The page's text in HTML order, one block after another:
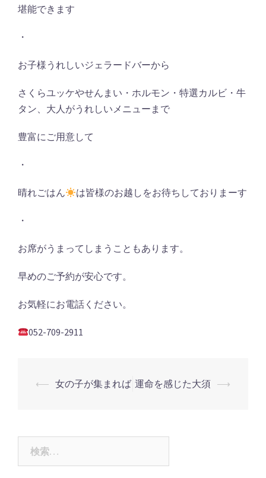
堪能できます
・
お子様うれしいジェラードバーから
さくらユッケやせんまい・ホルモン・特選カルビ・牛
タン、大人がうれしいメニューまで
豊富にご用意して
・
晴れごはん は皆様のお越しをお待ちしておりまーす
・
お席がうまってしまうこともあります。
早めのご予約が安心です。
お気軽にお電話ください。
052-709-2911
投
ビ
ゲ
⟵ 女の子が集まれば 運命を感じた大須 ⟶